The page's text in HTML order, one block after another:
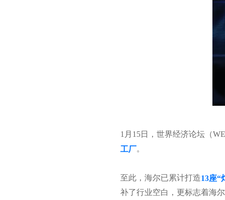
1月15日，世界经济论坛（
工厂
。
至此，海尔已累计打造13座“
补了行业空白，更标志着海